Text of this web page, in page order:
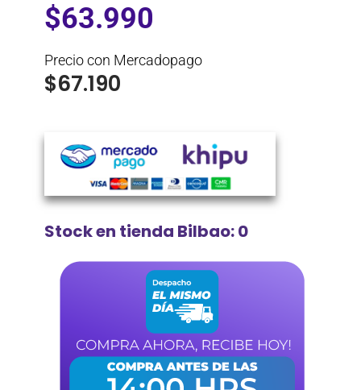
$63.990
Precio con Mercadopago
$67.190
Stock en tienda Bilbao: 0